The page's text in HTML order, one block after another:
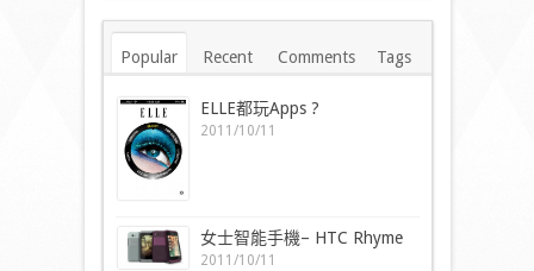
Popular Recent Comments Tags
ELLE都玩Apps ?
2011/10/11
女士智能手機– HTC Rhyme
2011/10/11